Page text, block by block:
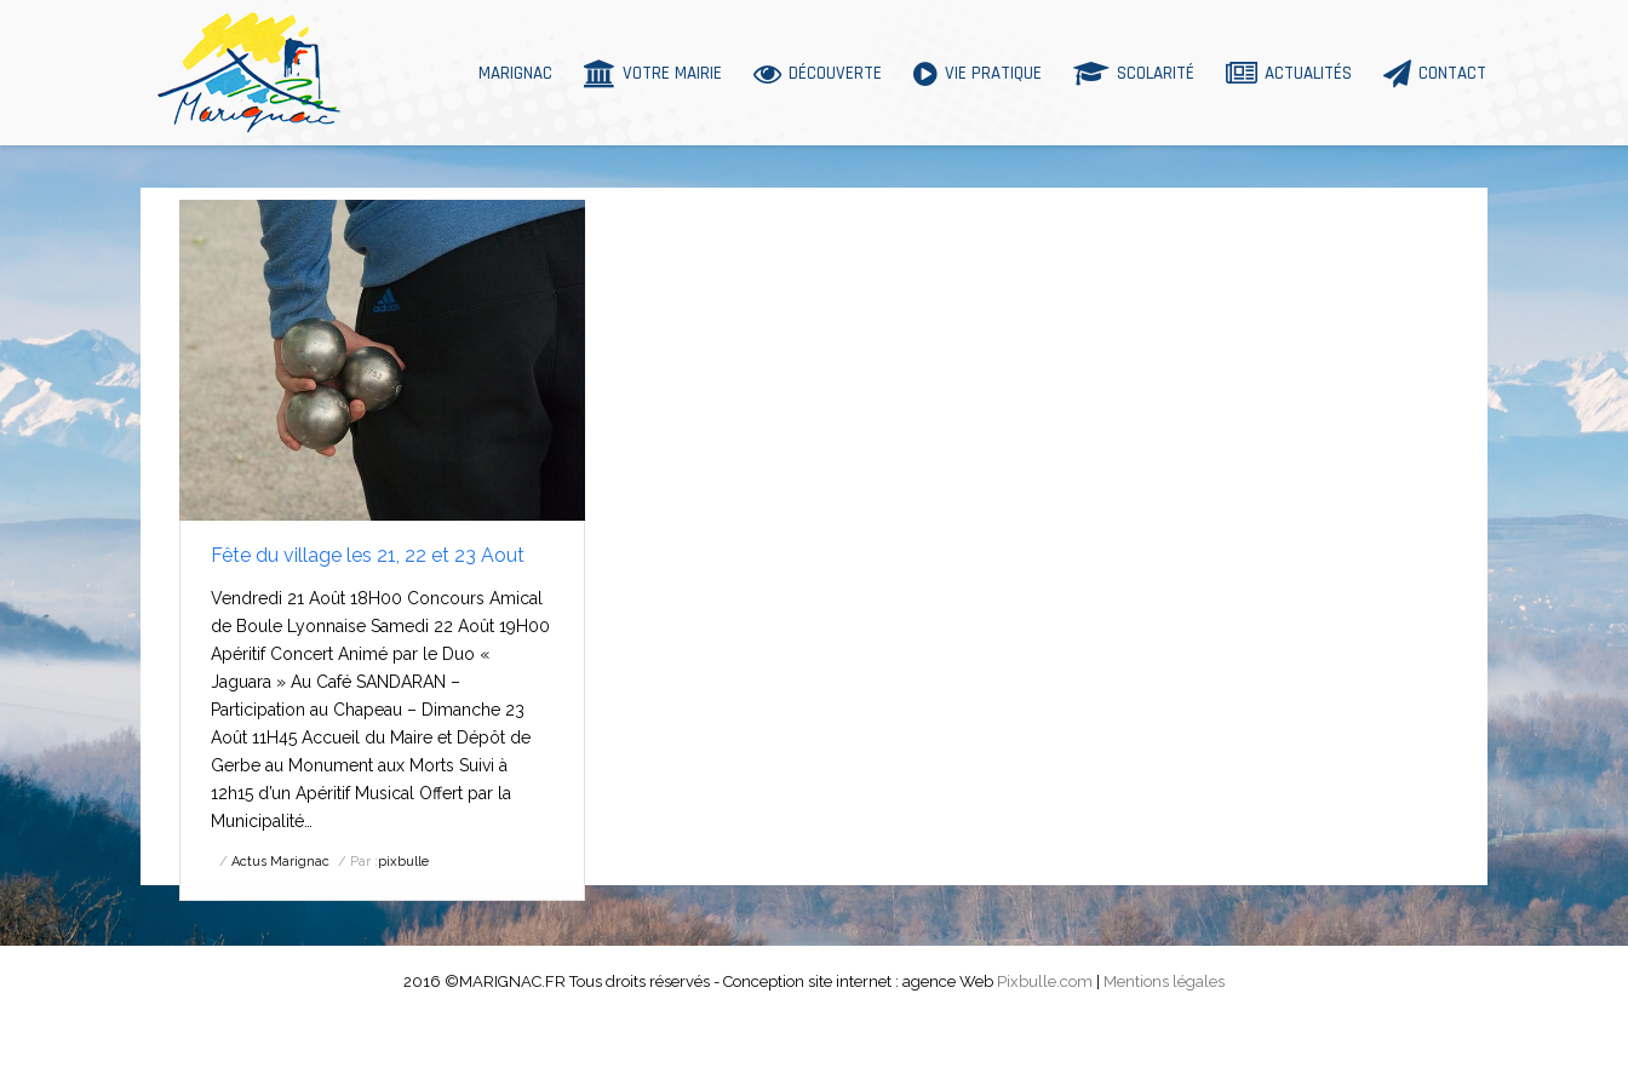
MARIGNAC VOTRE MAIRIE DÉCOUVERTE VIE PRATIQUE SCOLARITÉ ACTUALITÉS CONTACT
Fête du village les 21, 22 et 23 Aout
Vendredi 21 Août 18H00 Concours Amical
de Boule Lyonnaise Samedi 22 Août 19H00
Apéritif Concert Animé par le Duo «
Jaguara » Au Café SANDARAN –
Participation au Chapeau – Dimanche 23
Août 11H45 Accueil du Maire et Dépôt de
Gerbe au Monument aux Morts Suivi à
12h15 d’un Apéritif Musical Offert par la
Municipalité…
Actus Marignac Par :pixbulle
2016 ©MARIGNAC.FR Tous droits réservés - Conception site internet : agence Web Pixbulle.com | Mentions légales